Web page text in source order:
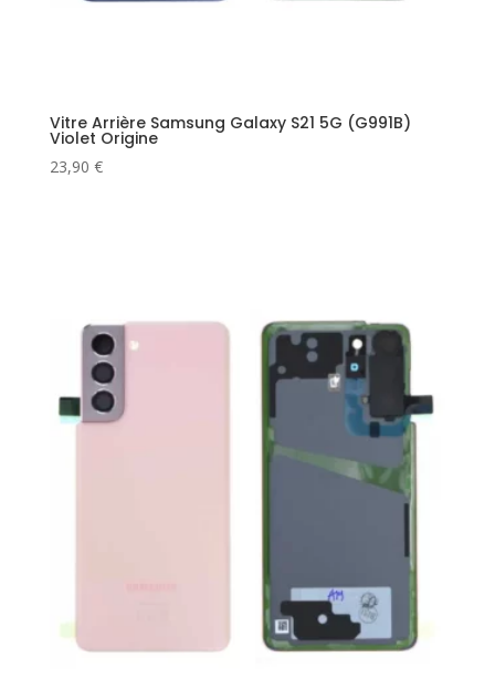
Vitre Arrière Samsung Galaxy S21 5G (G991B)
Violet Origine
23,90 €